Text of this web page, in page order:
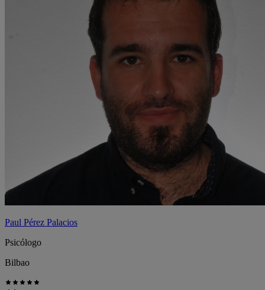
Paul Pérez Palacios
Psicólogo
Bilbao